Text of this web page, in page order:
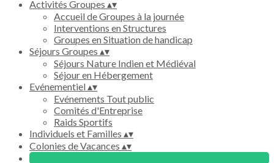
Activités Groupes ▴▾
Accueil de Groupes à la journée
Interventions en Structures
Groupes en Situation de handicap
Séjours Groupes ▴▾
Séjours Nature Indien et Médiéval
Séjour en Hébergement
Evénementiel▴▾
Evénements Tout public
Comités d'Entreprise
Raids Sportifs
Individuels et Familles ▴▾
Colonies de Vacances ▴▾